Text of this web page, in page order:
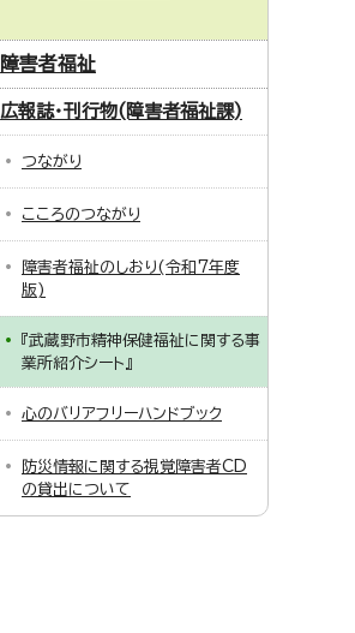
障害者福祉
広報誌・刊行物(障害者福祉課)
つながり
こころのつながり
障害者福祉のしおり(令和7年度
版)
『武蔵野市精神保健福祉に関する事
業所紹介シート』
心のバリアフリーハンドブック
防災情報に関する視覚障害者CD
の貸出について